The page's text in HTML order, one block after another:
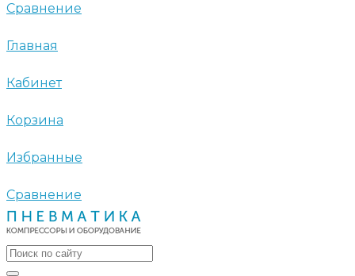
Сравнение
Главная
Кабинет
Корзина
Избранные
Сравнение